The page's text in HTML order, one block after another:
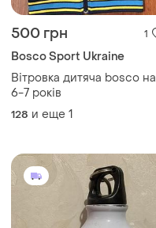
500 грн 1
Bosco Sport Ukraine
Вітровка дитяча bosco на
6-7 років
128 и еще 1